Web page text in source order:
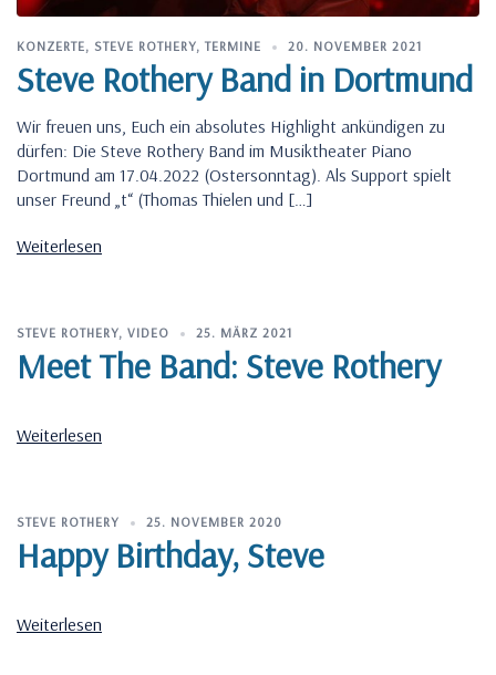
KONZERTE, STEVE ROTHERY, TERMINE 20. NOVEMBER 2021
Steve Rothery Band in Dortmund
Wir freuen uns, Euch ein absolutes Highlight ankündigen zu
dürfen: Die Steve Rothery Band im Musiktheater Piano
Dortmund am 17.04.2022 (Ostersonntag). Als Support spielt
unser Freund „t“ (Thomas Thielen und […]
Weiterlesen
STEVE ROTHERY, VIDEO 25. MÄRZ 2021
Meet The Band: Steve Rothery
Weiterlesen
STEVE ROTHERY 25. NOVEMBER 2020
Happy Birthday, Steve
Weiterlesen